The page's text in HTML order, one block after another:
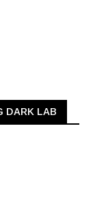
DARK LAB